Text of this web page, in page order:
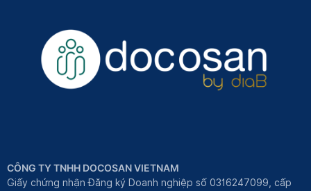
CÔNG TY TNHH DOCOSAN VIETNAM
Giấy chứng nhận Đăng ký Doanh nghiệp số 0316247099, cấp